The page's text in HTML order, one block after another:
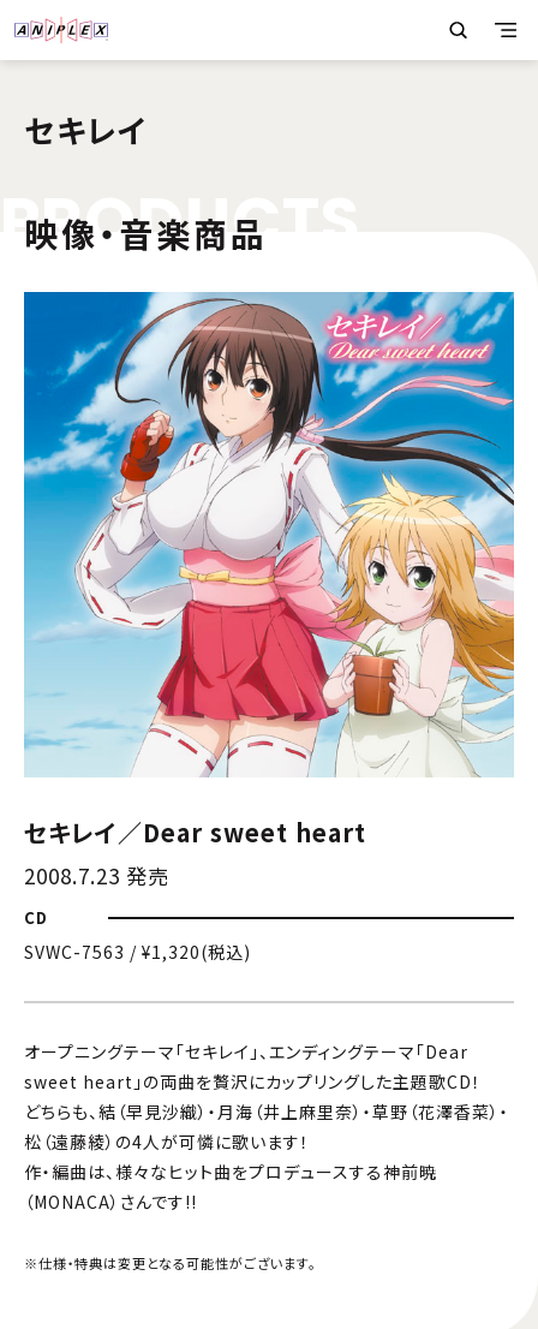
セキレイ
PRODUC
映像・音楽商品
セキレイ／Dear sweet heart
2008.7.23 発売
CD
SVWC-7563 / ¥1,320(税込)
オープニングテーマ「セキレイ」、エンディングテーマ「Dear
sweet heart」の両曲を贅沢にカップリングした主題歌CD！
どちらも、結（早見沙織）・月海（井上麻里奈）・草野（花澤香菜）・
松（遠藤綾）の4人が可憐に歌います！
作・編曲は、様々なヒット曲をプロデュースする神前暁
（MONACA）さんです!!
※仕様・特典は変更となる可能性がございます。